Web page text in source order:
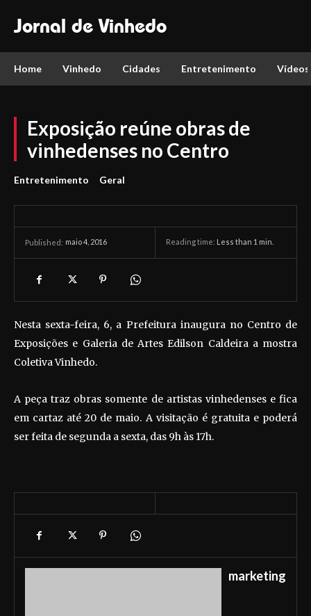
Jornal de Vinhedo
Home Vinhedo Cidades Entretenimento Vídeos
Exposição reúne obras de
vinhedenses no Centro
Entretenimento Geral
Published: maio 4, 2016 Reading time: Less than 1 min.
Nesta sexta-feira, 6, a Prefeitura inaugura no Centro de
Exposições e Galeria de Artes Edilson Caldeira a mostra
Coletiva Vinhedo.
A peça traz obras somente de artistas vinhedenses e fica
em cartaz até 20 de maio. A visitação é gratuita e poderá
ser feita de segunda a sexta, das 9h às 17h.
marketing